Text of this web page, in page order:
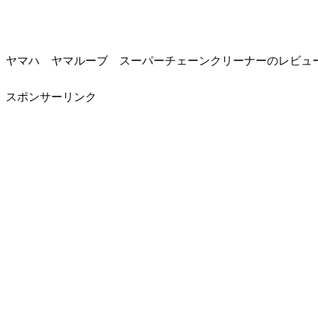
ヤマハ ヤマルーブ スーパーチェーンクリーナーのレビュ
スポンサーリンク